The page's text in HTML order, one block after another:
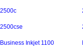
2500c
2500cse
Business Inkjet 1100